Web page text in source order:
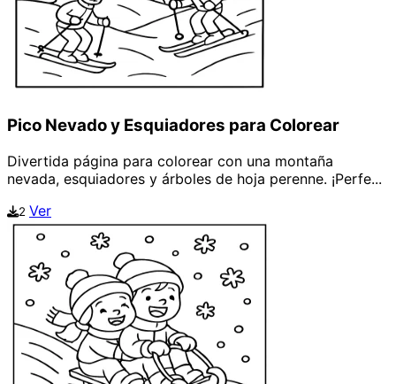
Pico Nevado y Esquiadores para Colorear
Divertida página para colorear con una montaña
nevada, esquiadores y árboles de hoja perenne. ¡Perfe...
2 Ver